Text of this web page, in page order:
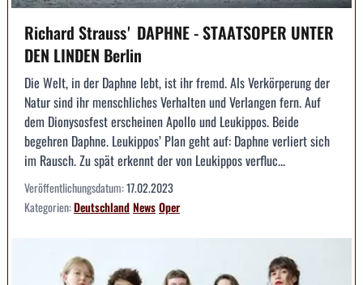
Richard Straussʼ DAPHNE - STAATSOPER UNTER
DEN LINDEN Berlin
Die Welt, in der Daphne lebt, ist ihr fremd. Als Verkörperung der
Natur sind ihr menschliches Verhalten und Verlangen fern. Auf
dem Dionysosfest erscheinen Apollo und Leukippos. Beide
begehren Daphne. Leukippos’ Plan geht auf: Daphne verliert sich
im Rausch. Zu spät erkennt der von Leukippos verfluc...
Veröffentlichungsdatum:17.02.2023
Kategorien:DeutschlandNewsOper